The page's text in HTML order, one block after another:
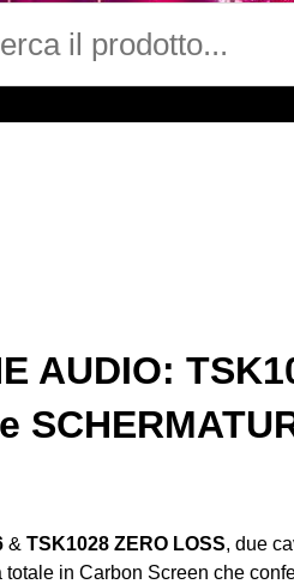
AUDIO:
& TSK1028 ZERO LOSS, due
totale in Carbon Screen che